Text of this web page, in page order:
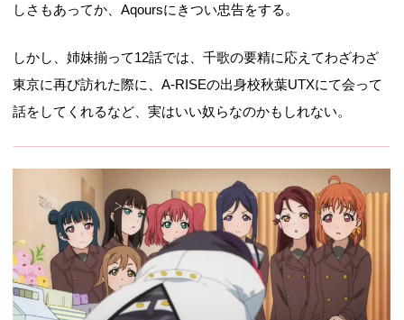
しさもあってか、Aqoursにきつい忠告をする。
しかし、姉妹揃って12話では、千歌の要精に応えてわざわざ
東京に再び訪れた際に、A-RISEの出身校秋葉UTXにて会って
話をしてくれるなど、実はいい奴らなのかもしれない。